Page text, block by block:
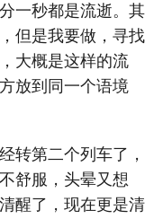
一秒都是流逝。其
但是我要做，寻找
大概是这样的流
放到同一个语境
转第二个列车了，
舒服，头晕又想
醒了，现在更是清